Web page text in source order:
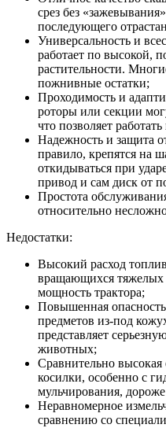
срез без
последующего
Универсальность и
работает по высокой,
растительности.
пожнивные остатки;
Проходимость и
роторы или секции
что позволяет
Надежность и защита
правило, крепятся на
откидываться при
привод и сам диск от
Простота
относительно
Недостатки:
Высокий расход
вращающихся тяжелых
мощность трактора;
Повышенная
предметов из-под
представляет
животных;
Сравнительно
косилки, особенно с
мульчирования,
Неравномерное
сравнению со